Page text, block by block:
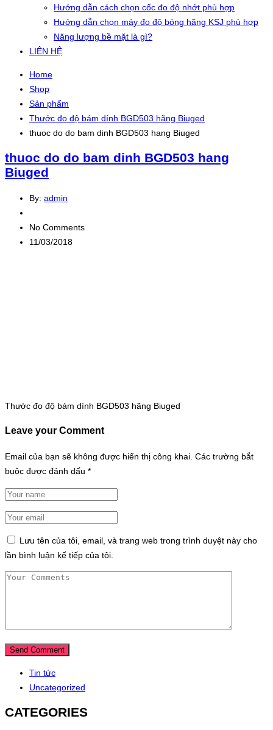
Hướng dẫn cách chọn cốc đo độ nhớt phù hợp
Hướng dẫn chọn máy đo độ bóng hãng KSJ phù hợp
Năng lượng bề mặt là gì?
LIÊN HỆ
Home
Shop
Sản phẩm
Thước đo độ bám dính BGD503 hãng Biuged
thuoc do do bam dinh BGD503 hang Biuged
thuoc do do bam dinh BGD503 hang
Biuged
By: admin
No Comments
11/03/2018
Thước đo độ bám dính BGD503 hãng Biuged
Leave your Comment
Email của bạn sẽ không được hiển thị công khai. Các trường bắt
buộc được đánh dấu *
Lưu tên của tôi, email, và trang web trong trình duyệt này cho
lần bình luận kế tiếp của tôi.
Tin tức
Uncategorized
CATEGORIES